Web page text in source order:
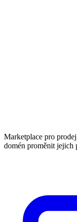
Marketplace pro
domén proměnit jejich